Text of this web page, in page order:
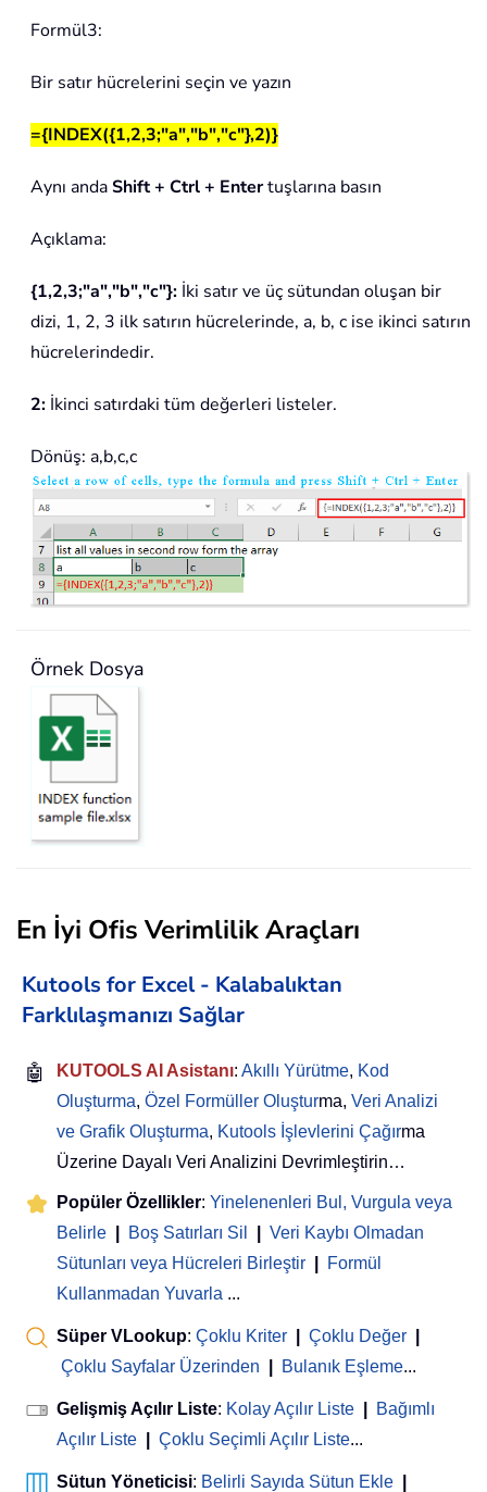
Formül3:
Bir satır hücrelerini seçin ve yazın
={INDEX({1,2,3;"a","b","c"},2)}
Aynı andaShift + Ctrl + Entertuşlarına basın
Açıklama:
{1,2,3;"a","b","c"}: İki satır ve üç sütundan oluşan bir
dizi, 1, 2, 3 ilk satırın hücrelerinde, a, b, c ise ikinci satırın
hücrelerindedir.
2: İkinci satırdaki tüm değerleri listeler.
Dönüş: a,b,c,c
Örnek Dosya
En İyi Ofis Verimlilik Araçları
Kutools for Excel - Kalabalıktan
Farklılaşmanızı Sağlar
🤖 KUTOOLS AI Asistanı: Akıllı Yürütme, Kod
Oluşturma, Özel Formüller Oluşturma, Veri Analizi
ve Grafik Oluşturma, Kutools İşlevlerini Çağırma
Üzerine Dayalı Veri Analizini Devrimleştirin…
Popüler Özellikler: Yinelenenleri Bul, Vurgula veya
Belirle
Boş Satırları Sil
Veri Kaybı Olmadan
Sütunları veya Hücreleri Birleştir
Formül
Kullanmadan Yuvarla ...
Süper VLookup: Çoklu Kriter Çoklu Değer
Çoklu Sayfalar Üzerinden
Bulanık Eşleme...
Gelişmiş Açılır Liste: Kolay Açılır Liste
Bağımlı
Açılır Liste
Çoklu Seçimli Açılır Liste...
Sütun Yöneticisi: Belirli Sayıda Sütun Ekle